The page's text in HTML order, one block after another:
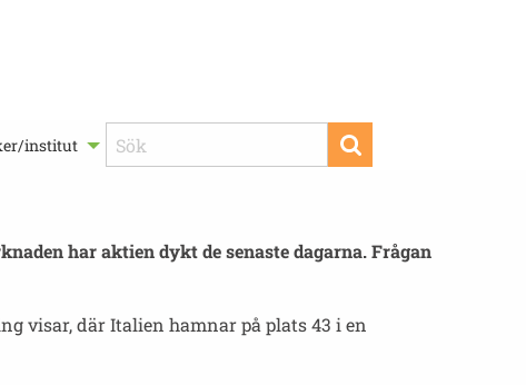
institut
har aktien dykt de senaste dagarna. Frågan
visar, där Italien hamnar på plats 43 i en